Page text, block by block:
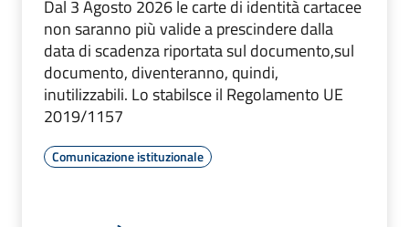
Dal 3 Agosto 2026 le carte di identità cartacee
non saranno più valide a prescindere dalla
data di scadenza riportata sul documento,sul
documento, diventeranno, quindi,
inutilizzabili. Lo stabilsce il Regolamento UE
2019/1157
Comunicazione istituzionale